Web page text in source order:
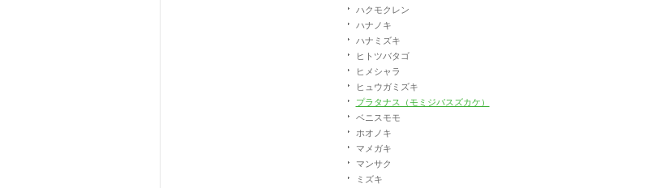
ハクモクレン
ハナノキ
ハナミズキ
ヒトツバタゴ
ヒメシャラ
ヒュウガミズキ
プラタナス（モミジバスズカケ）
ベニスモモ
ホオノキ
マメガキ
マンサク
ミズキ